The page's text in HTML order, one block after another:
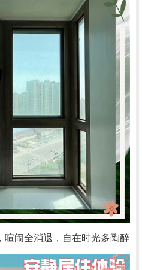
喧闹全消退，自在时光多陶醉